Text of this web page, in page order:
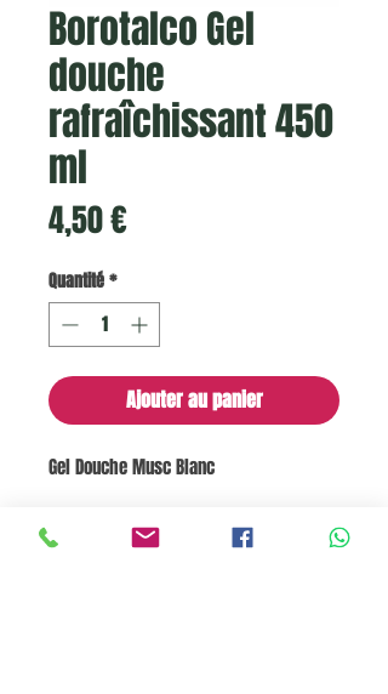
Borotalco Gel
douche
rafraîchissant 450
ml
4,50 €Prix
Quantité*
Ajouter au panier
Gel Douche Musc Blanc